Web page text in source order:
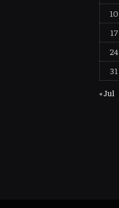
10
17
24
31
« Jul